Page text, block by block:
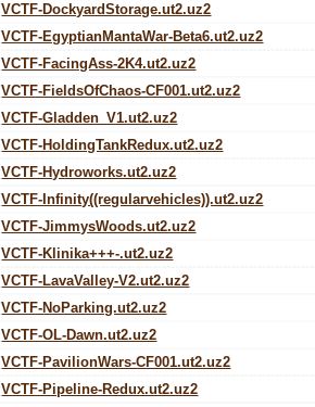
VCTF-DockyardStorage.ut2.uz2
VCTF-EgyptianMantaWar-Beta6.ut2.uz2
VCTF-FacingAss-2K4.ut2.uz2
VCTF-FieldsOfChaos-CF001.ut2.uz2
VCTF-Gladden_V1.ut2.uz2
VCTF-HoldingTankRedux.ut2.uz2
VCTF-Hydroworks.ut2.uz2
VCTF-Infinity((regularvehicles)).ut2.uz2
VCTF-JimmysWoods.ut2.uz2
VCTF-Klinika+++-.ut2.uz2
VCTF-LavaValley-V2.ut2.uz2
VCTF-NoParking.ut2.uz2
VCTF-OL-Dawn.ut2.uz2
VCTF-PavilionWars-CF001.ut2.uz2
VCTF-Pipeline-Redux.ut2.uz2